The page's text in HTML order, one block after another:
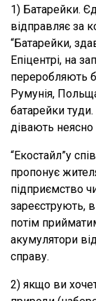
1) Батарейки.
відправляє за
“Батарейки,
Епіцентрі, на
переробляють
Румунія,
батарейки
дівають неясно
“Екостайл”у
пропонує
підприємство
зареєструють,
потім
акумулятори
справу.
2) якщо ви